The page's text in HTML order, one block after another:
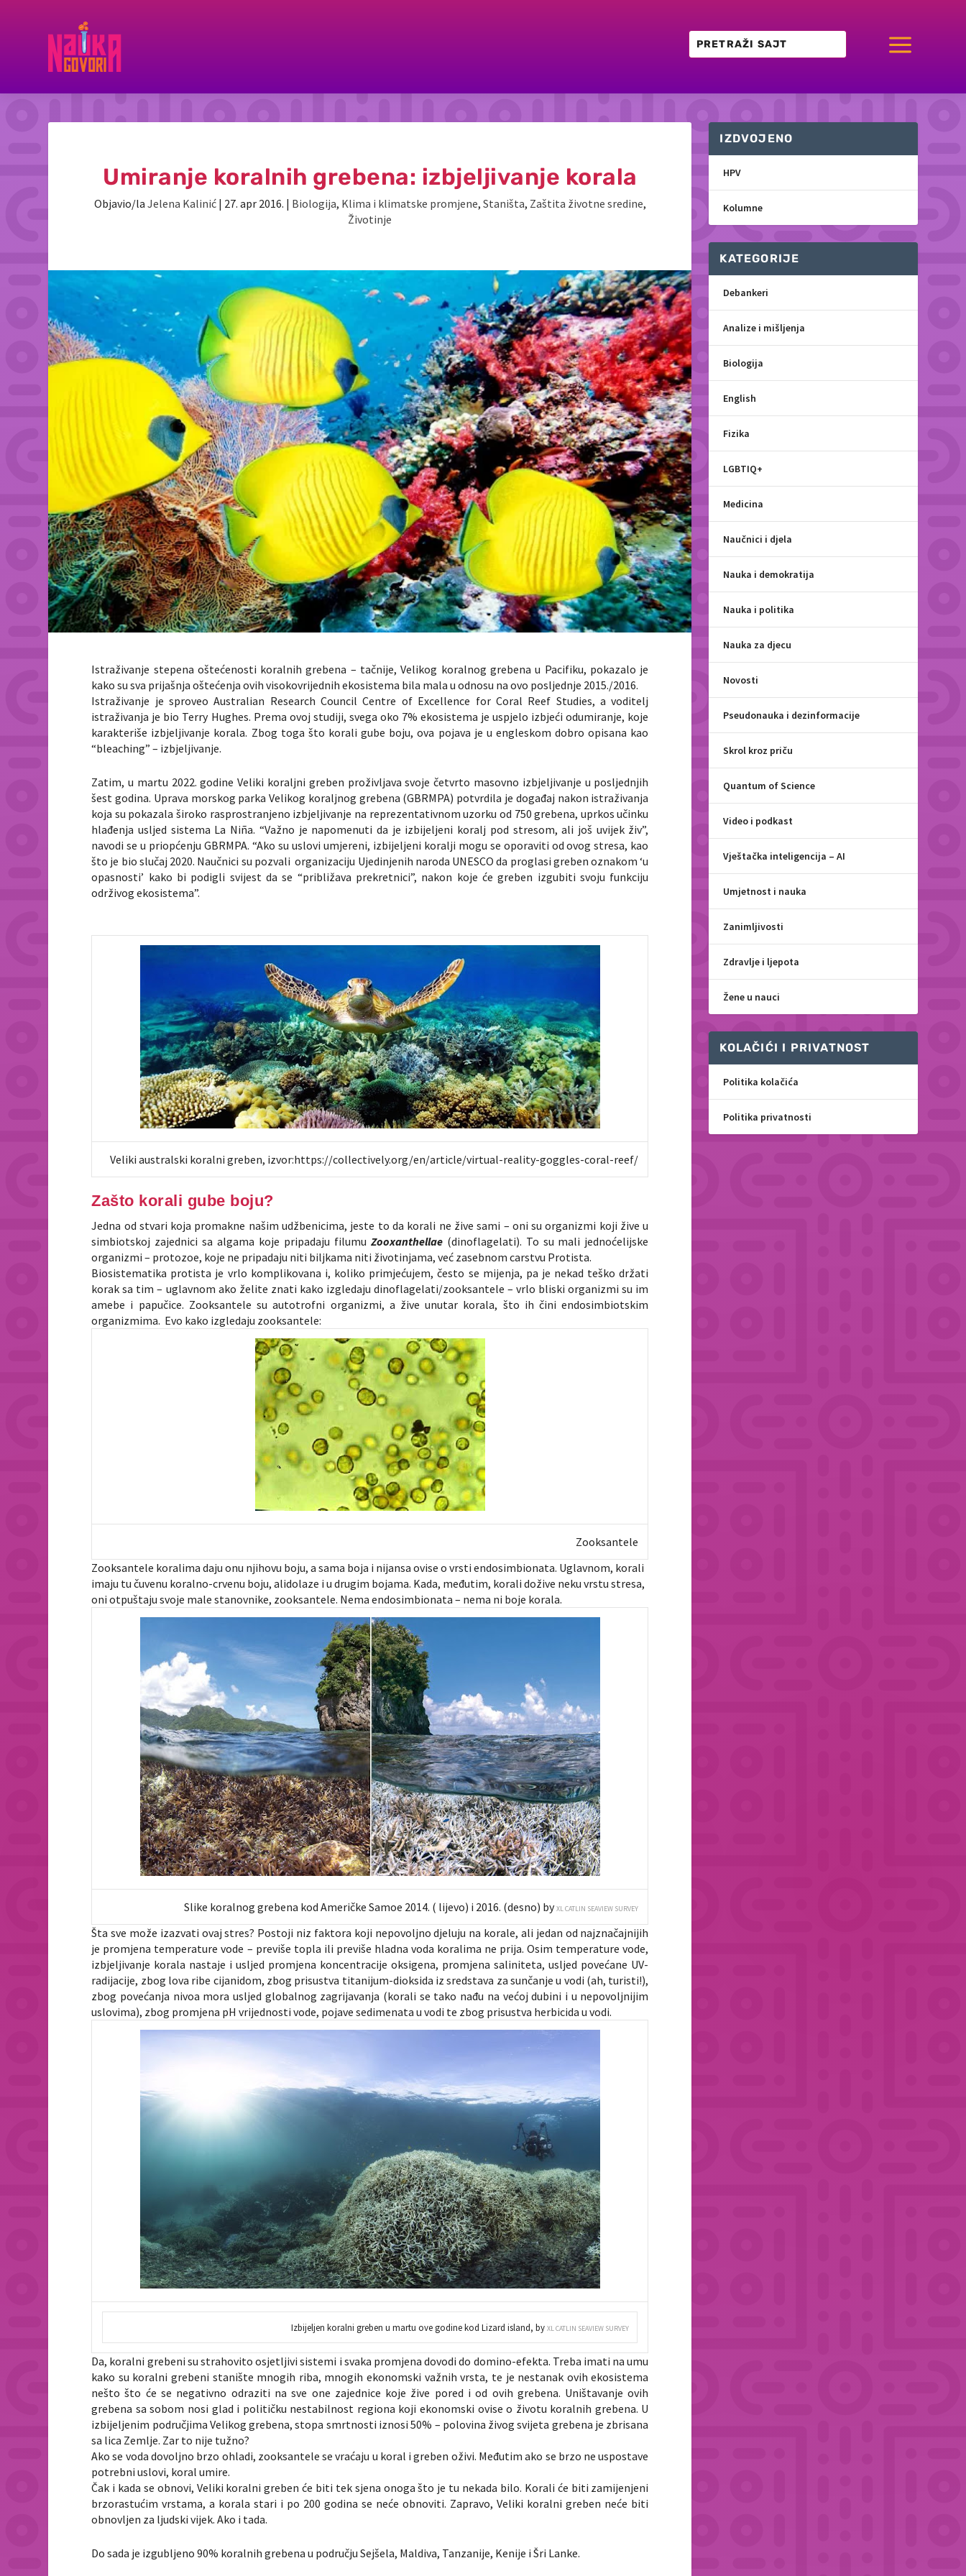
a
Umiranje koralnih grebena: izbjeljivanje korala
Objavio/la Jelena Kalinić| 27. apr 2016. | Biologija, Klima i klimatske promjene, Staništa, Zaštita životne sredine,
Životinje
Istraživanje stepena oštećenosti koralnih grebena – tačnije, Velikog koralnog grebena u Pacifiku, pokazalo je
kako su sva prijašnja oštećenja ovih visokovrijednih ekosistema bila mala u odnosu na ovo posljednje 2015./2016.
Istraživanje je sproveo Australian Research Council Centre of Excellence for Coral Reef Studies, a voditelj
istraživanja je bio Terry Hughes. Prema ovoj studiji, svega oko 7% ekosistema je uspjelo izbjeći odumiranje, koje
karakteriše izbjeljivanje korala. Zbog toga što korali gube boju, ova pojava je u engleskom dobro opisana kao
“bleaching” – izbjeljivanje.
Zatim, u martu 2022. godine Veliki koraljni greben proživljava svoje četvrto masovno izbjeljivanje u posljednjih
šest godina. Uprava morskog parka Velikog koraljnog grebena (GBRMPA) potvrdila je događaj nakon istraživanja
koja su pokazala široko rasprostranjeno izbjeljivanje na reprezentativnom uzorku od 750 grebena, uprkos učinku
hlađenja usljed sistema La Niña. “Važno je napomenuti da je izbijeljeni koralj pod stresom, ali još uvijek živ”,
navodi se u priopćenju GBRMPA. “Ako su uslovi umjereni, izbijeljeni koralji mogu se oporaviti od ovog stresa, kao
što je bio slučaj 2020. Naučnici su pozvali organizaciju Ujedinjenih naroda UNESCO da proglasi greben oznakom ‘u
opasnosti’ kako bi podigli svijest da se “približava prekretnici”, nakon koje će greben izgubiti svoju funkciju
održivog ekosistema”.
Veliki australski koralni greben, izvor:https://collectively.org/en/article/virtual-reality-goggles-coral-reef/
Zašto korali gube boju?
Jedna od stvari koja promakne našim udžbenicima, jeste to da korali ne žive sami – oni su organizmi koji žive u
simbiotskoj zajednici sa algama koje pripadaju filumu Zooxanthellae (dinoflagelati). To su mali jednoćelijske
organizmi – protozoe, koje ne pripadaju niti biljkama niti životinjama, već zasebnom carstvu Protista.
Biosistematika protista je vrlo komplikovana i, koliko primjećujem, često se mijenja, pa je nekad teško držati
korak sa tim – uglavnom ako želite znati kako izgledaju dinoflagelati/zooksantele – vrlo bliski organizmi su im
amebe i papučice. Zooksantele su autotrofni organizmi, a žive unutar korala, što ih čini endosimbiotskim
organizmima. Evo kako izgledaju zooksantele:
Zooksantele
Zooksantele koralima daju onu njihovu boju, a sama boja i nijansa ovise o vrsti endosimbionata. Uglavnom, korali
imaju tu čuvenu koralno-crvenu boju, alidolaze i u drugim bojama. Kada, međutim, korali dožive neku vrstu stresa,
oni otpuštaju svoje male stanovnike, zooksantele. Nema endosimbionata – nema ni boje korala.
Slike koralnog grebena kod Američke Samoe 2014. ( lijevo) i 2016. (desno) byXL CATLIN SEAVIEW SURVEY
Šta sve može izazvati ovaj stres? Postoji niz faktora koji nepovoljno djeluju na korale, ali jedan od najznačajnijih
je promjena temperature vode – previše topla ili previše hladna voda koralima ne prija. Osim temperature vode,
izbjeljivanje korala nastaje i usljed promjena koncentracije oksigena, promjena saliniteta, usljed povećane UV-
radijacije, zbog lova ribe cijanidom, zbog prisustva titanijum-dioksida iz sredstava za sunčanje u vodi (ah, turisti!),
zbog povećanja nivoa mora usljed globalnog zagrijavanja (korali se tako nađu na većoj dubini i u nepovoljnijim
uslovima), zbog promjena pH vrijednosti vode, pojave sedimenata u vodi te zbog prisustva herbicida u vodi.
Izbijeljen koralni greben u martu ove godine kod Lizard island, byXL CATLIN SEAVIEW SURVEY
Da, koralni grebeni su strahovito osjetljivi sistemi i svaka promjena dovodi do domino-efekta. Treba imati na umu
kako su koralni grebeni stanište mnogih riba, mnogih ekonomski važnih vrsta, te je nestanak ovih ekosistema
nešto što će se negativno odraziti na sve one zajednice koje žive pored i od ovih grebena. Uništavanje ovih
grebena sa sobom nosi glad i političku nestabilnost regiona koji ekonomski ovise o životu koralnih grebena. U
izbijeljenim područjima Velikog grebena, stopa smrtnosti iznosi 50% – polovina živog svijeta grebena je zbrisana
sa lica Zemlje. Zar to nije tužno?
Ako se voda dovoljno brzo ohladi, zooksantele se vraćaju u koral i greben oživi. Međutim ako se brzo ne uspostave
potrebni uslovi, koral umire.
Čak i kada se obnovi, Veliki koralni greben će biti tek sjena onoga što je tu nekada bilo. Korali će biti zamijenjeni
brzorastućim vrstama, a korala stari i po 200 godina se neće obnoviti. Zapravo, Veliki koralni greben neće biti
obnovljen za ljudski vijek. Ako i tada.
Do sada je izgubljeno 90% koralnih grebena u području Sejšela, Maldiva, Tanzanije, Kenije i Šri Lanke.
IZDVOJENO
HPV
Kolumne
KATEGORIJE
Debankeri
Analize i mišljenja
Biologija
English
Fizika
LGBTIQ+
Medicina
Naučnici i djela
Nauka i demokratija
Nauka i politika
Nauka za djecu
Novosti
Pseudonauka i dezinformacije
Skrol kroz priču
Quantum of Science
Video i podkast
Vještačka inteligencija – AI
Umjetnost i nauka
Zanimljivosti
Zdravlje i ljepota
Žene u nauci
KOLAČIĆI I PRIVATNOST
Politika kolačića
Politika privatnosti